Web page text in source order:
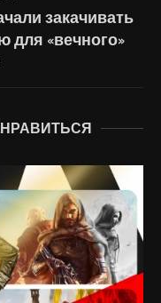
закачивать
для «вечного»